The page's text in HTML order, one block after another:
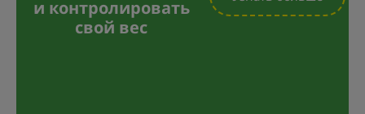
и контролировать
свой вес